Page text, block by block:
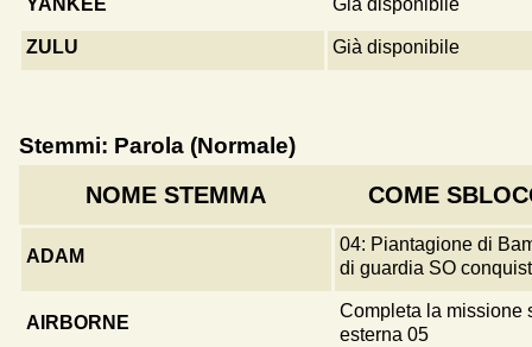
YANKEE Già disponibile
ZULU Già disponibile
Stemmi: Parola (Normale)
NOME STEMMA COME
ADAM
04: Piantagione di
di guardia SO
AIRBORNE
Completa la missione
esterna 05